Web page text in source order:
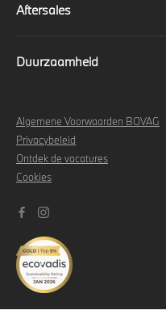
Aftersales
Duurzaamheid
Algemene Voorwaarden BOVAG
Privacybeleid
Ontdek de vacatures
Cookies